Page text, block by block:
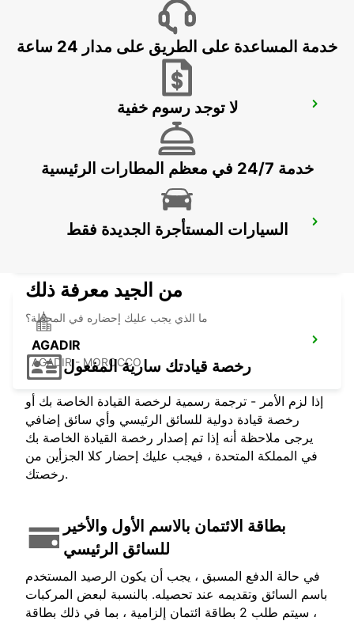
ESSAOUIRA - MOROCCO
AGADIR AL MASSIRA AIRPORT
CASABLANCA AIRPORT
AGADIR
AGADIR - MOROCCO
خدمة المساعدة على الطريق على مدار 24 ساعة
لا توجد رسوم خفية
خدمة 24/7 في معظم المطارات الرئيسية
السيارات المستأجرة الجديدة فقط
من الجيد معرفة ذلك
ما الذي يجب عليك إحضاره في المحطة؟
رخصة قيادتك سارية المفعول
إذا لزم الأمر - ترجمة رسمية لرخصة القيادة الخاصة بك أو
رخصة قيادة دولية للسائق الرئيسي وأي سائق إضافي
يرجى ملاحظة أنه إذا تم إصدار رخصة القيادة الخاصة بك
في المملكة المتحدة ، فيجب عليك إحضار كلا الجزأين من
رخصتك.
بطاقة الائتمان بالاسم الأول والأخير
للسائق الرئيسي
في حالة الدفع المسبق ، يجب أن يكون الرصيد المستخدم
باسم السائق وتقديمه عند تحصيله. بالنسبة لبعض المركبات
، سيتم طلب 2 بطاقة ائتمان إلزامية ، بما في ذلك بطاقة